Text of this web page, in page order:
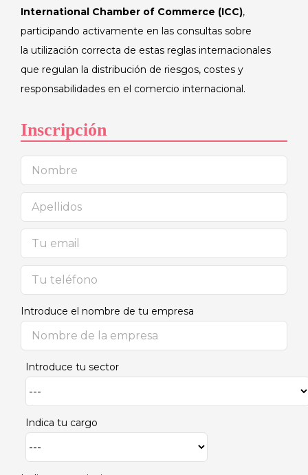
International Chamber of Commerce (ICC),
participando activamente en las consultas sobre
la utilización correcta de estas reglas internacionales
que regulan la distribución de riesgos, costes y
responsabilidades en el comercio internacional.
Inscripción
Introduce el nombre de tu empresa
Introduce tu sector
Indica tu cargo